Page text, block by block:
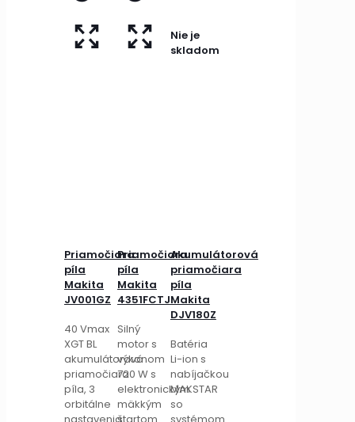
Priamočiara
píla
Makita
JV001GZ
40 Vmax
XGT BL
akumulátorová
priamočiara
píla, 3
orbitálne
Priamočiara
píla
Makita
4351FCTJ
Silný
motor s
výkonom
720 W s
elektronickým
mäkkým
Nie je
skladom
Akumulátorová
priamočiara
píla
Makita
DJV180Z
Batéria
Li-ion s
nabíjačkou
MAKSTAR
so